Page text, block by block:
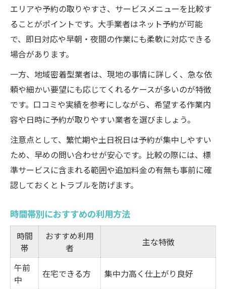
エリアや予約の取りやすさ、サービスメニューを比較す
ることがポイントです。大手業者はネット予約が可能
で、即日対応や早朝・夜間の作業にも柔軟に対応できる
場合があります。
一方、地域密着型業者は、現地の事情に詳しく、急な依
頼や細かい要望にも応じてくれるケースが多いのが特徴
です。口コミや実績を参考にしながら、希望する作業内
容や日時に予約が取りやすい業者を選びましょう。
注意点として、繁忙期や土日祝日は予約が集中しやすい
ため、早めの問い合わせが安心です。比較の際には、標
準サービスに含まれる範囲や追加料金の有無も事前に確
認しておくとトラブルを防げます。
時間帯別におすすめの利用方法
時間
帯
おすすめ利用
者
主な特徴
午前
中
在宅できる方 集中力高く仕上がり良好